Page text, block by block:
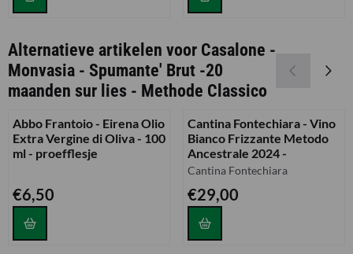
Alternatieve artikelen voor Casalone -
Monvasia - Spumante' Brut -20
maanden sur lies - Methode Classico
Abbo Frantoio - Eirena Olio
Extra Vergine di Oliva - 100
ml - proefflesje
Prijs: 6,50
€6,50
Cantina Fontechiara - Vino
Bianco Frizzante Metodo
Ancestrale 2024 -
Merk:
Cantina Fontechiara
Prijs: 29,00
€29,00